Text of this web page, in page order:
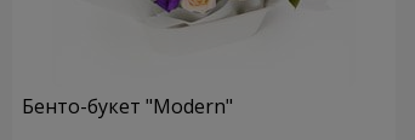
Бенто-букет "Modern"